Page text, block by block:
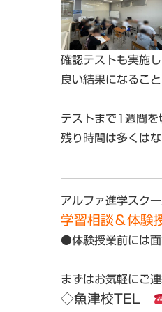
確認テストも実施
良い結果になるこ
テストまで1週間を
残り時間は多くは
アルファ進学スク
学習相談＆ 体験
●体験授業前には面
まずはお気軽にご連
◇魚津校TEL